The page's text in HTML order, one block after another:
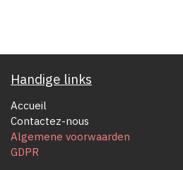
Handige links
Accueil
Contactez-nous
Algemene voorwaarden
GDPR